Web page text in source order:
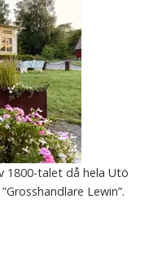
1800-talet då hela Utö
Lewin”.